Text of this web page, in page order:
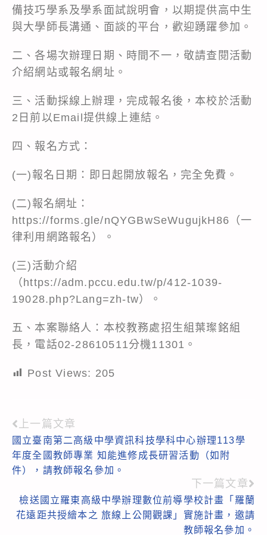
備技巧學系及學系面試說明會，以期提供高中生
與大學師長溝通、面談的平台，歡迎踴躍參加。
二、各場次辦理日期、時間不一，敬請查閱活動
介紹網站或報名網址。
三、活動採線上辦理，完成報名後，本校於活動
2日前以Email提供線上連結。
四、報名方式：
(一)報名日期：即日起開放報名，完全免費。
(二)報名網址：
https://forms.gle/nQYGBwSeWugujkH86（一
律利用網路報名）。
(三)活動介紹
（https://adm.pccu.edu.tw/p/412-1039-
19028.php?Lang=zh-tw）。
五、本案聯絡人：本校教務處招生組葉璨銘組
長，電話02-28610511分機11301。
Post Views: 205
Read
more
articles
上一篇文章
國立臺南第二高級中學資訊科技學科中心辦理113學
年度全國教師專業 知能進修成長研習活動（如附
件），請教師報名參加。
下一篇文章
檢送國立羅東高級中學辦理數位前導學校計畫「羅蘭
花遠距共授繪本之 旅線上公開觀課」實施計畫，邀請
教師報名參加。